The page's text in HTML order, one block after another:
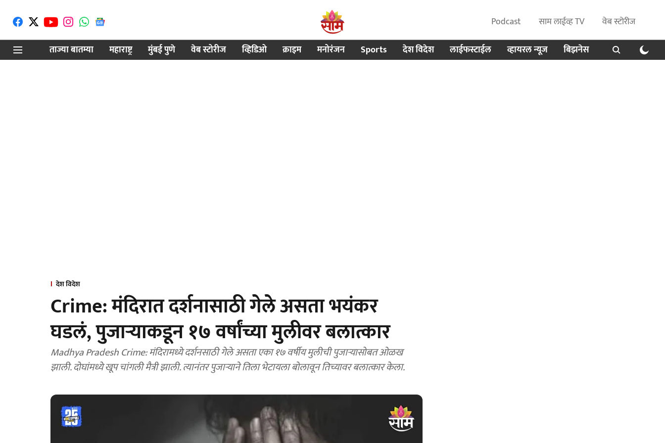
Podcast साम लाईव्ह TV
वेब स्टोरीज
ताज्या बातम्या
महाराष्ट्र मुंबई पुणे वेब स्टोरीज व्हिडिओ क्राइम मनोरंजन Sports देश विदेश लाईफस्टाईल व्हायरल न्यूज बिझनेस
देश विदेश
Crime: मंदिरात दर्शनासाठी गेले असता भयंकर
घडलं, पुजाऱ्याकडून १७ वर्षांच्या मुलीवर बलात्कार
Madhya Pradesh Crime: मंदिरामध्ये दर्शनसाठी गेले असता एका १७ वर्षीय मुलीची पुजाऱ्यासोबत ओळख
झाली. दोघांमध्ये खूप चांगली मैत्री झाली. त्यानंतर पुजाऱ्याने तिला भेटायला बोलावून तिच्यावर बलात्कार केला.